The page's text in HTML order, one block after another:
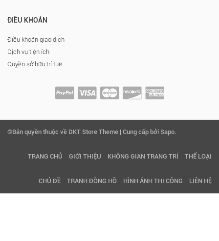
ĐIỀU KHOẢN
Điều khoản giao dịch
Dịch vụ tiện ích
Quyền sở hữu trí tuệ
©Bản quyền thuộc về DKT Store Theme | Cung cấp bởi Sapo.
TRANG CHỦ GIỚI THIỆU KHÔNG GIAN TRANG TRÍ THỂ LOẠI
CHỦ ĐỀ TRANH ĐỒNG HỒ HÌNH ẢNH THI CÔNG LIÊN HỆ